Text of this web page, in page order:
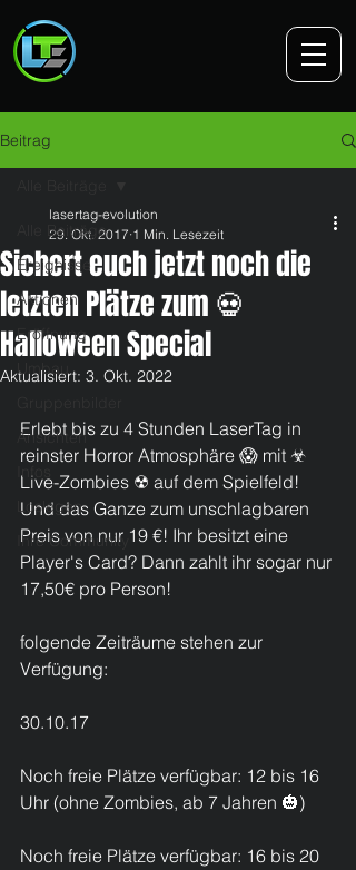
Beitrag
Alle Beiträge
Ereignisse
Aktionen
Eröffnung
Umbau
Ansichten
Infos
Loslegen
Ihre Community
Sichert euch jetzt noch die
letzten Plätze zum 💀
Halloween Special
lasertag-evolution
29. Okt. 2017 1 Min. Lesezeit
Aktualisiert: 3. Okt. 2022
Erlebt bis zu 4 Stunden LaserTag in
reinster Horror Atmosphäre 😱 mit ☣
Live-Zombies ☢ auf dem Spielfeld!
Und das Ganze zum unschlagbaren
Preis von nur 19 €! Ihr besitzt eine
Player's Card? Dann zahlt ihr sogar nur
17,50€ pro Person!
folgende Zeiträume stehen zur
Verfügung:
30.10.17
Noch freie Plätze verfügbar: 12 bis 16
Uhr (ohne Zombies, ab 7 Jahren 🎃)
Noch freie Plätze verfügbar: 16 bis 20